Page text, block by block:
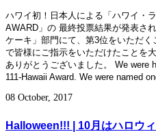
ハワイ初！日本人による「ハワイ・
AWARD」の 最終投票結果が発表さ
ケーキ」部門にて、第3位をいただ
で皆様にご指示をいただけたことを
ありがとうございました。 We were
111-Hawaii Award. We were named
08 October, 2017
Halloween!!! | 10月はハロウィ